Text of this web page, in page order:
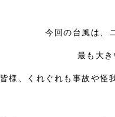
今回の台風は、
最も大き
皆様、くれぐれも事故や怪